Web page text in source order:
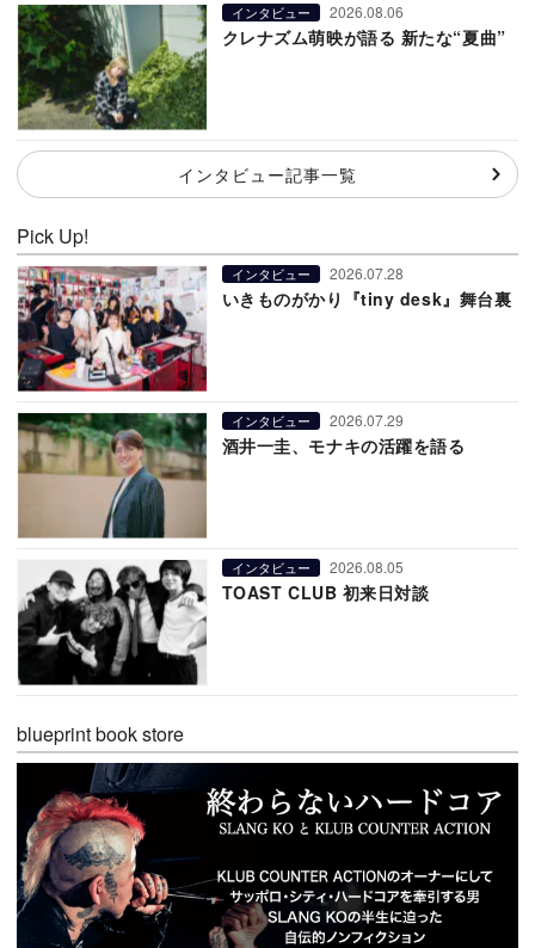
インタビュー 2026.08.06
クレナズム萌映が語る 新たな“夏曲”
インタビュー記事一覧
Pick Up!
インタビュー 2026.07.28
いきものがかり『tiny desk』舞台裏
インタビュー 2026.07.29
酒井一圭、モナキの活躍を語る
インタビュー 2026.08.05
TOAST CLUB 初来日対談
blueprint book store